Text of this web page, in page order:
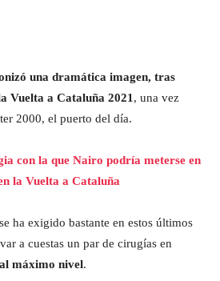
una dramática imagen, tras
Vuelta a Cataluña 2021 , una vez
2000, el puerto del día.
con la que Nairo podría meterse en
la Vuelta a Cataluña
ha exigido bastante en estos últimos
a cuestas un par de cirugías en
máximo nivel.